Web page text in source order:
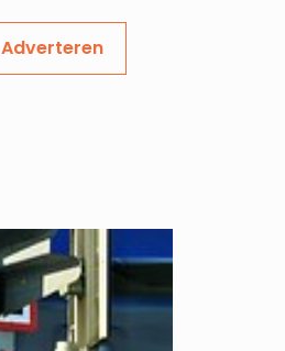
Adverteren